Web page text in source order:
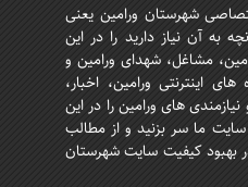
شهرستان ورامین یعنی
به آن نیاز دارید را در این
مشاغل، شهدای ورامین و
اینترنتی ورامین، اخبار،
های ورامین را در این
ما سر بزنید و از مطالب
بهبود کیفیت سایت شهرستان